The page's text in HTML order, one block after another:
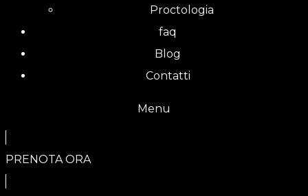
Proctologia
faq
Blog
Contatti
Menu
PRENOTA ORA